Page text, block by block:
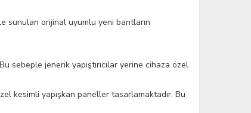
sunulan orijinal uyumlu yeni bantların
sebeple jenerik yapıştırıcılar yerine cihaza özel
kesimli yapışkan paneller tasarlamaktadır. Bu